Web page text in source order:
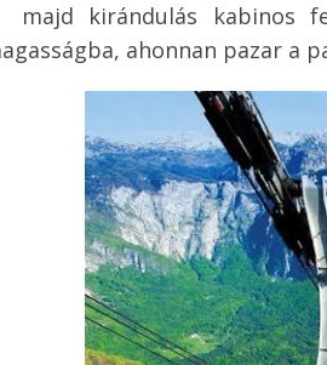
majd kirándulás kabinos
ahonnan pazar a